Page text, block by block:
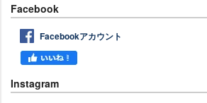
Facebook
Facebookアカウント
Instagram